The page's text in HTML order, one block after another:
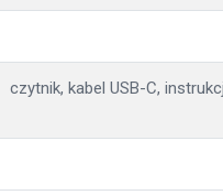
czytnik, kabel USB-C,